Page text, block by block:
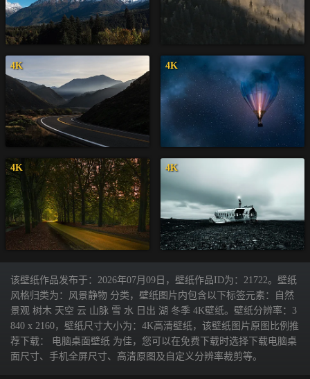
4K 4K
4K 4K
该壁纸作品发布于：2026年07月09日，壁纸作品ID为：21722。壁纸
风格归类为：风景静物 分类，壁纸图片内包含以下标签元素：自然
景观 树木 天空 云 山脉 雪 水 日出 湖 冬季 4K壁纸。壁纸分辨率：3
840 x 2160，壁纸尺寸大小为：4K高清壁纸，该壁纸图片原图比例推
荐下载： 电脑桌面壁纸 为佳，您可以在免费下载时选择下载电脑桌
面尺寸、手机全屏尺寸、高清原图及自定义分辨率裁剪等。